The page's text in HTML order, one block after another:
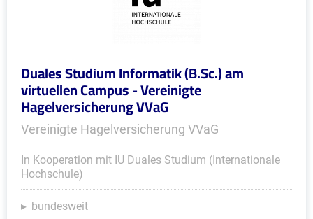
Duales Studium Informatik (B.Sc.) am
virtuellen Campus - Vereinigte
Hagelversicherung VVaG
Vereinigte Hagelversicherung VVaG
In Kooperation mit IU Duales Studium (Internationale
Hochschule)
bundesweit